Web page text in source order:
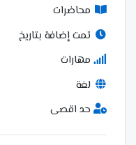
محاضرات
تمت إضافة بتاريخ
مهارات
لغة
حد اقصى